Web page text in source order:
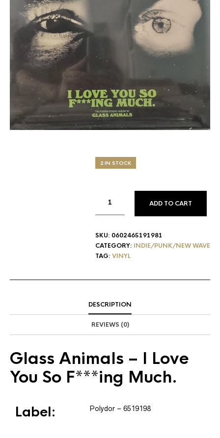
2 IN STOCK
ADD TO CART
SKU: 0602465191981
CATEGORY: INDIE/PUNK/NEW WAVE
TAG: VINYL
DESCRIPTION
REVIEWS (0)
Glass Animals – I Love
You So F***ing Much.
Label: Polydor – 6519198